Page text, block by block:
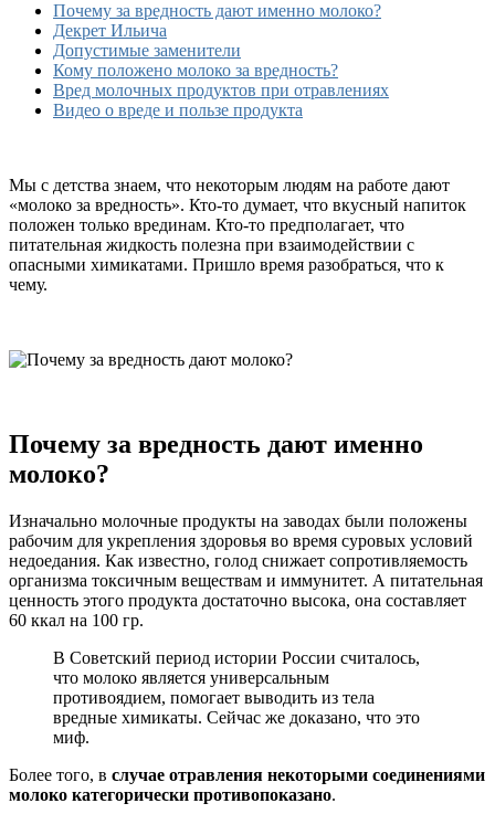
Почему за вредность дают именно молоко?
Декрет Ильича
Допустимые заменители
Кому положено молоко за вредность?
Вред молочных продуктов при отравлениях
Видео о вреде и пользе продукта
Мы с детства знаем, что некоторым людям на работе дают
«молоко за вредность». Кто-то думает, что вкусный напиток
положен только врединам. Кто-то предполагает, что
питательная жидкость полезна при взаимодействии с
опасными химикатами. Пришло время разобраться, что к
чему.
Почему за вредность дают именно
молоко?
Изначально молочные продукты на заводах были положены
рабочим для укрепления здоровья во время суровых условий
недоедания. Как известно, голод снижает сопротивляемость
организма токсичным веществам и иммунитет. А питательная
ценность этого продукта достаточно высока, она составляет
60 ккал на 100 гр.
В Советский период истории России считалось,
что молоко является универсальным
противоядием, помогает выводить из тела
вредные химикаты. Сейчас же доказано, что это
миф.
Более того, в случае отравления некоторыми соединениями
молоко категорически противопоказано.